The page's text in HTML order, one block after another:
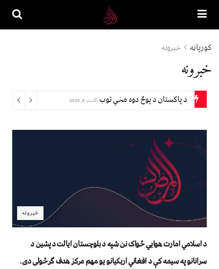
کورپاڼه خبرونه
خبرونه
د پاکستان د پوځ دوه مخي توب اگست 6, 2026
خبرونه
د اسلامي امارت هوايي ځواک نن شپه د بلوچستان ايالت د پشين د
سرانانو په سيمه کې د افغاني اربکيانو يو مهم مرکز هدف ګرځولی دی.